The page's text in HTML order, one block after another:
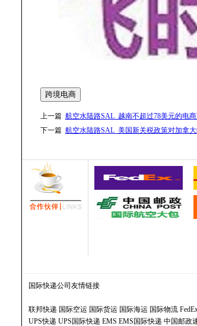
跨境电商
上一篇 航空水陆路SAL_越南不超过78美元的电
下一篇 航空水陆路SAL_美国新关税政策对加拿
国际快递公司 友情链接
联邦快递 国际空运 国际货运 国际海运 国际物流
UPS快递 UPS国际快递 EMS EMS国际快递 中国邮政